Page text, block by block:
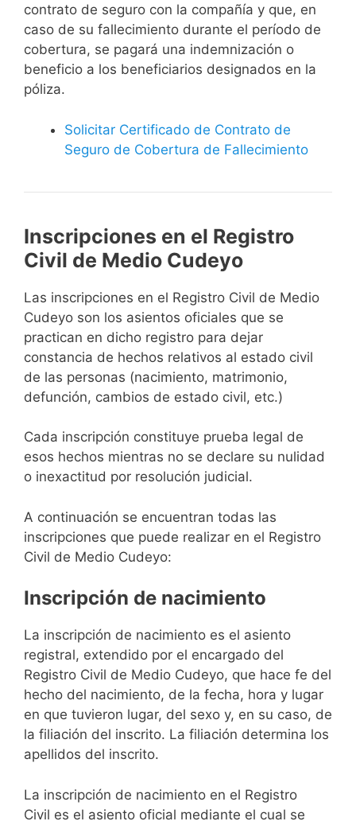
contrato de seguro con la compañía y que, en
caso de su fallecimiento durante el período de
cobertura, se pagará una indemnización o
beneficio a los beneficiarios designados en la
póliza.
Solicitar Certificado de Contrato de
Seguro de Cobertura de Fallecimiento
Inscripciones en el Registro
Civil de Medio Cudeyo
Las inscripciones en el Registro Civil de Medio
Cudeyo son los asientos oficiales que se
practican en dicho registro para dejar
constancia de hechos relativos al estado civil
de las personas (nacimiento, matrimonio,
defunción, cambios de estado civil, etc.)
Cada inscripción constituye prueba legal de
esos hechos mientras no se declare su nulidad
o inexactitud por resolución judicial.
A continuación se encuentran todas las
inscripciones que puede realizar en el Registro
Civil de Medio Cudeyo:
Inscripción de nacimiento
La inscripción de nacimiento es el asiento
registral, extendido por el encargado del
Registro Civil de Medio Cudeyo, que hace fe del
hecho del nacimiento, de la fecha, hora y lugar
en que tuvieron lugar, del sexo y, en su caso, de
la filiación del inscrito. La filiación determina los
apellidos del inscrito.
La inscripción de nacimiento en el Registro
Civil es el asiento oficial mediante el cual se